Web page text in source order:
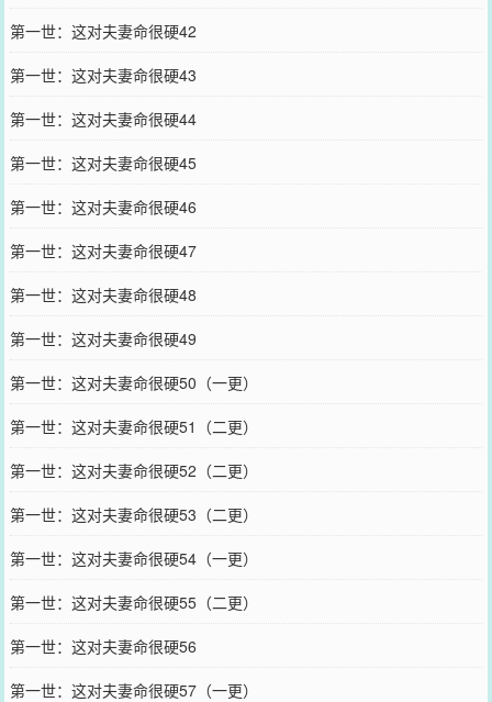
第一世：这对夫妻命很硬42
第一世：这对夫妻命很硬43
第一世：这对夫妻命很硬44
第一世：这对夫妻命很硬45
第一世：这对夫妻命很硬46
第一世：这对夫妻命很硬47
第一世：这对夫妻命很硬48
第一世：这对夫妻命很硬49
第一世：这对夫妻命很硬50（一更）
第一世：这对夫妻命很硬51（二更）
第一世：这对夫妻命很硬52（二更）
第一世：这对夫妻命很硬53（二更）
第一世：这对夫妻命很硬54（一更）
第一世：这对夫妻命很硬55（二更）
第一世：这对夫妻命很硬56
第一世：这对夫妻命很硬57（一更）